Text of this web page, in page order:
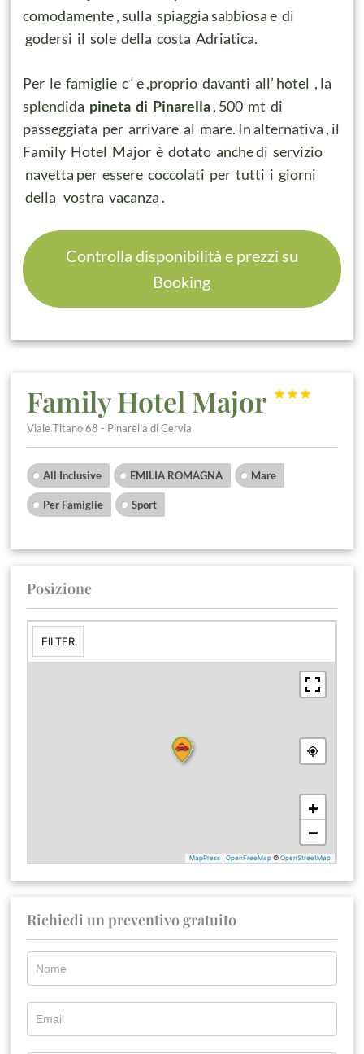
comodamente , sulla spiaggia sabbiosa e di
godersi il sole della costa Adriatica.
Per le famiglie c ‘ e ,proprio davanti all’ hotel , la
splendida pineta di Pinarella, 500 mt di
passeggiata per arrivare al mare. In alternativa , il
Family Hotel Major è dotato anche di servizio
navetta per essere coccolati per tutti i giorni
della vostra vacanza .
Controlla disponibilità e prezzi su
Booking
Family Hotel Major 


Viale Titano 68 - Pinarella di Cervia
All Inclusive EMILIA ROMAGNA Mare
Per Famiglie Sport
Posizione
Richiedi un preventivo gratuito